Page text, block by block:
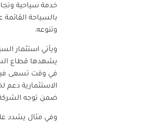
خدمة سياحية
بالسياحة القائمة
وتنوعه.
ويأتي استثمار
يشهدها قطاع
في وقت تسعى فيه
الاستثمارية دعم
ضمن توجه الشركة
وفي مثال يشدد